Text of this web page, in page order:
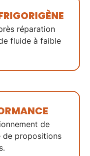
réparation
fluide à faible
de
de propositions